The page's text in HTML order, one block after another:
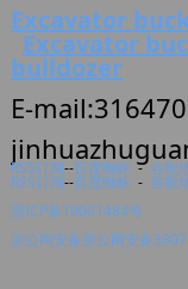
Excavator
Excavator
bulldozer
E-
RSS订阅--百度蜘蛛 -谷歌
RSS订阅--百度蜘蛛 - 谷歌
浙ICP备19001484号
浙公网安备浙公网安备